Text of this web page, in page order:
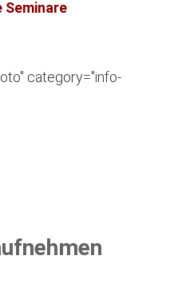
Seminare
category="info-